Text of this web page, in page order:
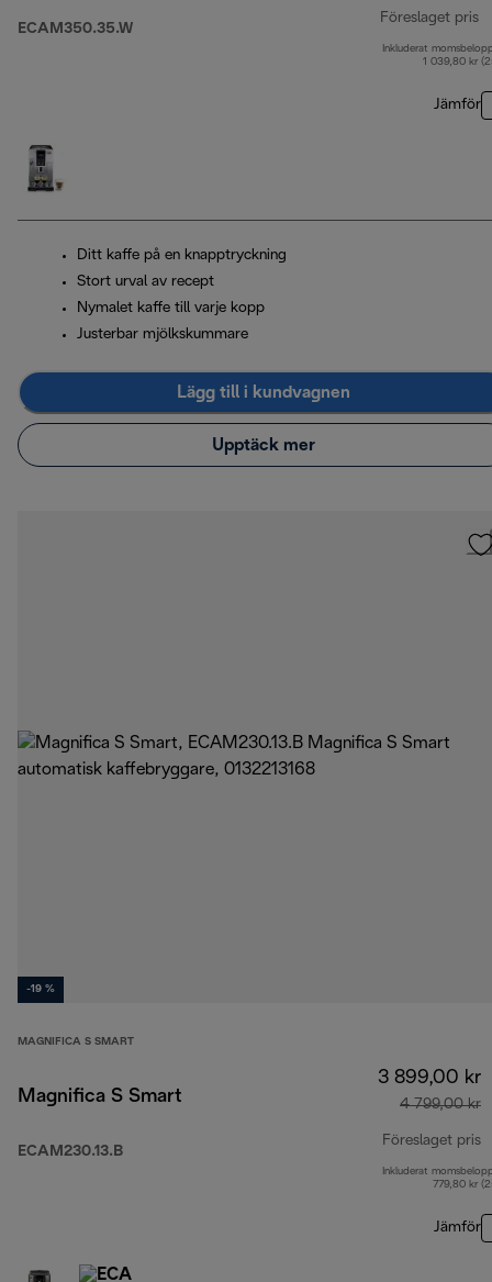
ECAM350.35.W
Föreslaget pris
Inkluderat
1 039,80 kr
Jämför
Ditt kaffe på en knapptryckning
Stort urval av recept
Nymalet kaffe till varje kopp
Justerbar mjölkskummare
Lägg till i kundvagnen
Upptäck mer
-19 %
MAGNIFICA S SMART
Magnifica S Smart
ECAM230.13.B
3 899,00 kr
4 799,00 kr
Föreslaget pris
Inkluderat
779,80 kr
Jämför